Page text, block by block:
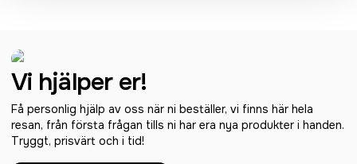
Vi hjälper er!
Få personlig hjälp av oss när ni beställer, vi finns här hela
resan, från första frågan tills ni har era nya produkter i handen.
Tryggt, prisvärt och i tid!